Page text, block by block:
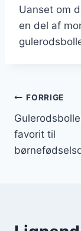
Uanset om
en del af
FORRIGE
favorit til